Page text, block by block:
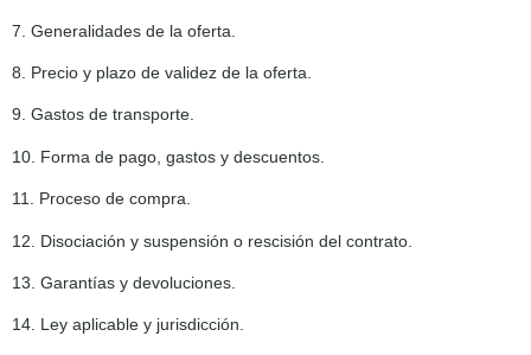
7. Generalidades de la oferta.
8. Precio y plazo de validez de la oferta.
9. Gastos de transporte.
10. Forma de pago, gastos y descuentos.
11. Proceso de compra.
12. Disociación y suspensión o rescisión del contrato.
13. Garantías y devoluciones.
14. Ley aplicable y jurisdicción.